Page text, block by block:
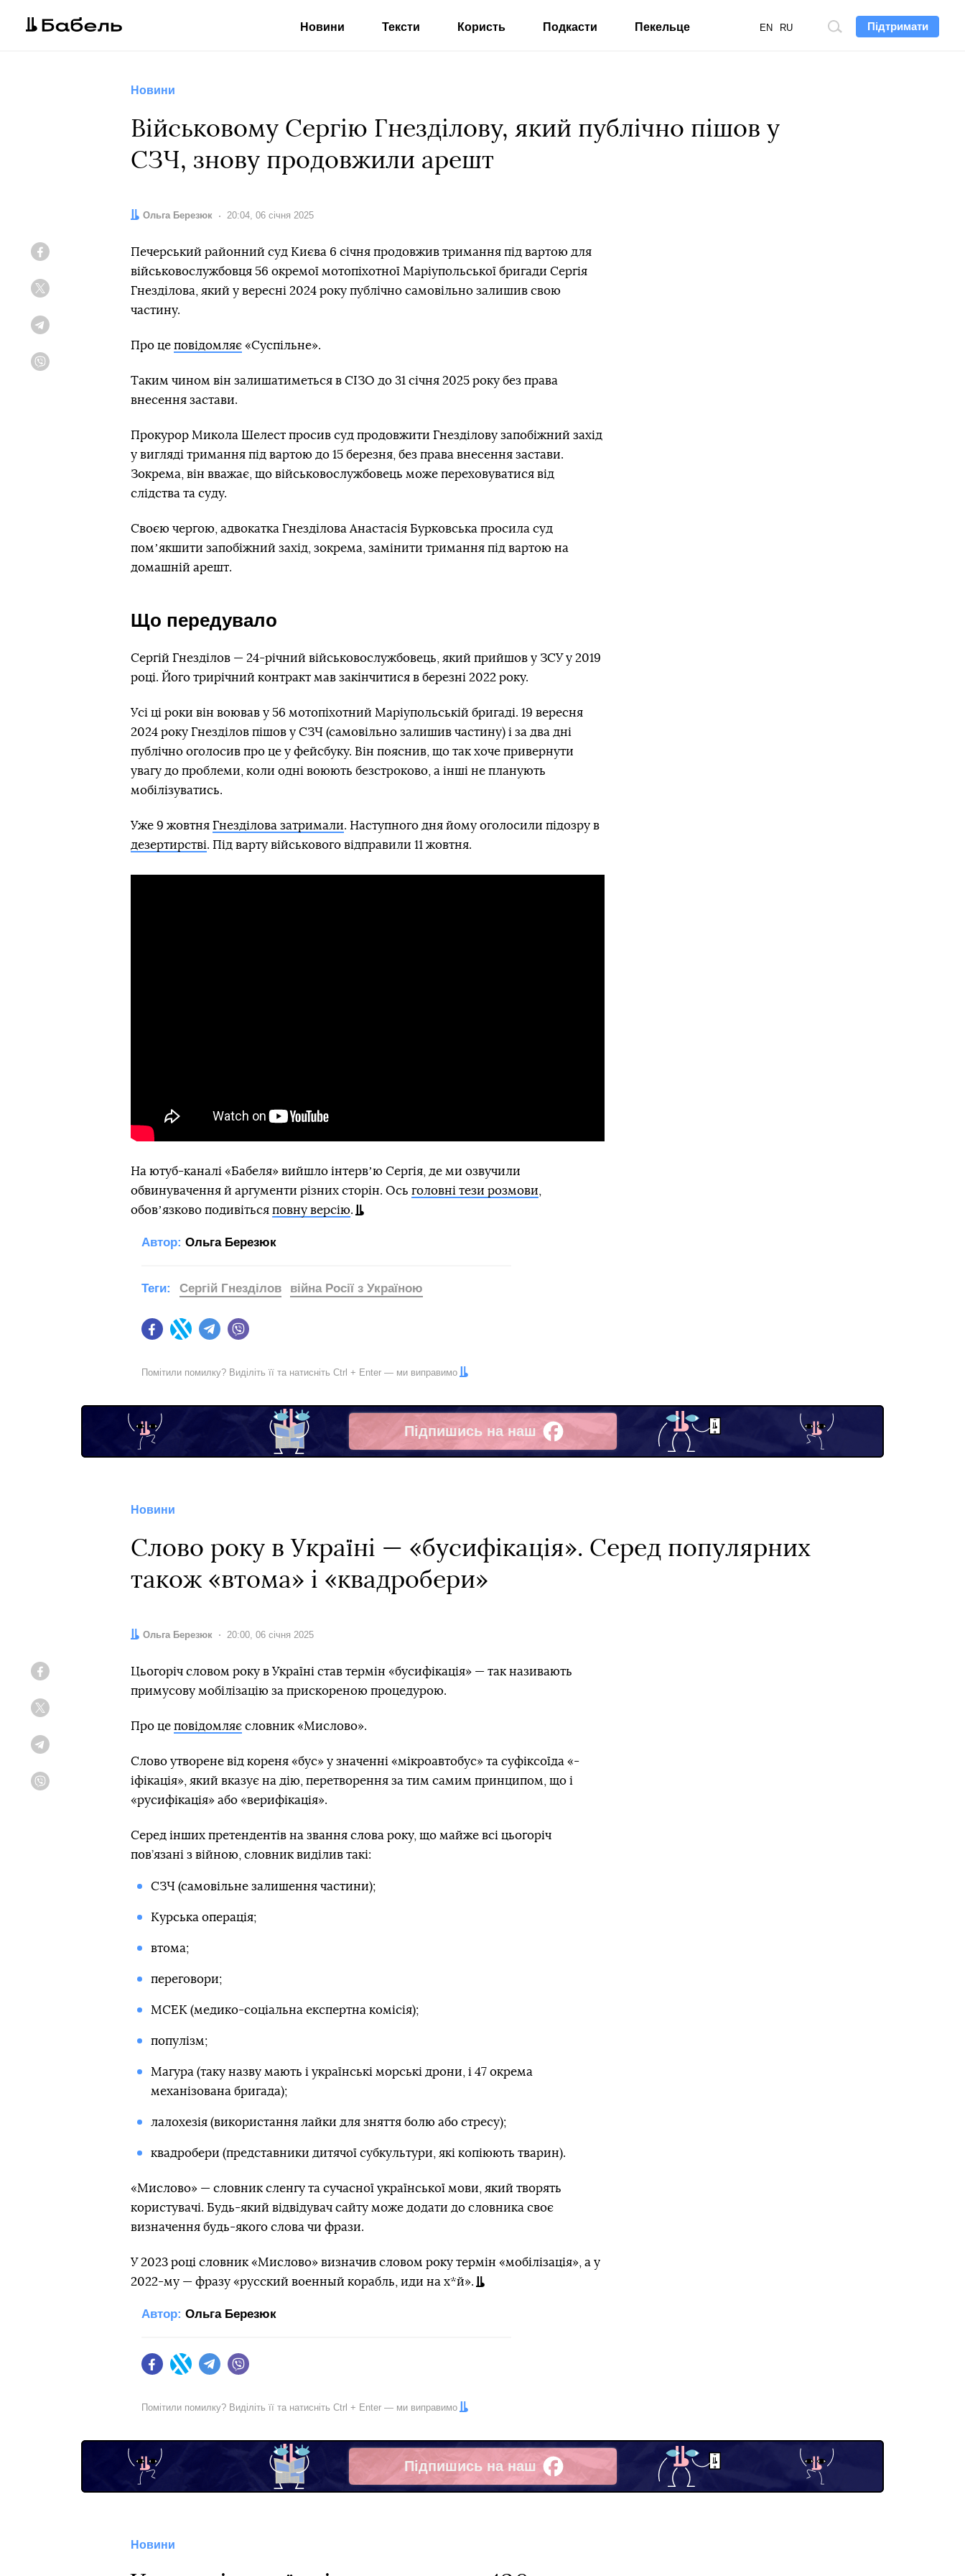
Підтримати
Пошук
EN RU
Новини Тексти Користь Подкасти Пекельце
Новини
Військовому Сергію Гнезділову, який публічно пішов у
СЗЧ, знову продовжили арешт
Автор:
Ольга Березюк Дата:
20:04, 06 січня 2025
Печерський районний суд Києва 6 січня продовжив тримання під вартою для
військовослужбовця 56 окремої мотопіхотної Маріупольської бригади Сергія
Гнезділова, який у вересні 2024 року публічно самовільно залишив свою
частину.
Про це повідомляє «Суспільне».
Таким чином він залишатиметься в СІЗО до 31 січня 2025 року без права
внесення застави.
Прокурор Микола Шелест просив суд продовжити Гнезділову запобіжний захід
у вигляді тримання під вартою до 15 березня, без права внесення застави.
Зокрема, він вважає, що військовослужбовець може переховуватися від
слідства та суду.
Своєю чергою, адвокатка Гнезділова Анастасія Бурковська просила суд
помʼякшити запобіжний захід, зокрема, замінити тримання під вартою на
домашній арешт.
Що передувало
Сергій Гнезділов — 24-річний військовослужбовець, який прийшов у ЗСУ у 2019
році. Його трирічний контракт мав закінчитися в березні 2022 року.
Усі ці роки він воював у 56 мотопіхотний Маріупольській бригаді. 19 вересня
2024 року Гнезділов пішов у СЗЧ (самовільно залишив частину) і за два дні
публічно оголосив про це у фейсбуку. Він пояснив, що так хоче привернути
увагу до проблеми, коли одні воюють безстроково, а інші не планують
мобілізуватись.
Уже 9 жовтня Гнезділова затримали. Наступного дня йому оголосили підозру в
дезертирстві. Під варту військового відправили 11 жовтня.
На ютуб-каналі «Бабеля» вийшло інтервʼю Сергія, де ми озвучили
обвинувачення й аргументи різних сторін. Ось головні тези розмови
обовʼязково подивіться повну версію.
Автор: Ольга Березюк
FacebookTwitter Telegram
Теги: Сергій Гнезділов війна Росії з Україною
Помітили помилку? Виділіть її та натисніть Ctrl + Enter — ми виправимо
Підпишись на наш
Facebook
Новини
Слово року в Україні — «бусифікація». Серед популярних
також «втома» і «квадробери»
Автор:
Ольга Березюк Дата:
20:00, 06 січня 2025
Цьогоріч словом року в Україні став термін «бусифікація» — так називають
примусову мобілізацію за прискореною процедурою.
Про це повідомляє словник «Мислово».
Слово утворене від кореня «бус» у значенні «мікроавтобус» та суфіксоїда «-
іфікація», який вказує на дію, перетворення за тим самим принципом, що і
«русифікація» або «верифікація».
Серед інших претендентів на звання слова року, що майже всі цьогоріч
пов’язані з війною, словник виділив такі:
СЗЧ (самовільне залишення частини);
Курська операція;
втома;
переговори;
МСЕК (медико-соціальна експертна комісія);
популізм;
Магура (таку назву мають і українські морські дрони, і 47 окрема
механізована бригада);
лалохезія (використання лайки для зняття болю або стресу);
квадробери (представники дитячої субкультури, які копіюють тварин).
«Мислово» — словник сленгу та сучасної української мови, який творять
користувачі. Будь-який відвідувач сайту може додати до словника своє
визначення будь-якого слова чи фрази.
У 2023 році словник «Мислово» визначив словом року термін «мобілізація», а у
2022-му — фразу «русский военный корабль, иди на х*й».
Автор: Ольга Березюк
FacebookTwitter Telegram
Помітили помилку? Виділіть її та натисніть Ctrl + Enter — ми виправимо
Підпишись на наш
Facebook
Новини